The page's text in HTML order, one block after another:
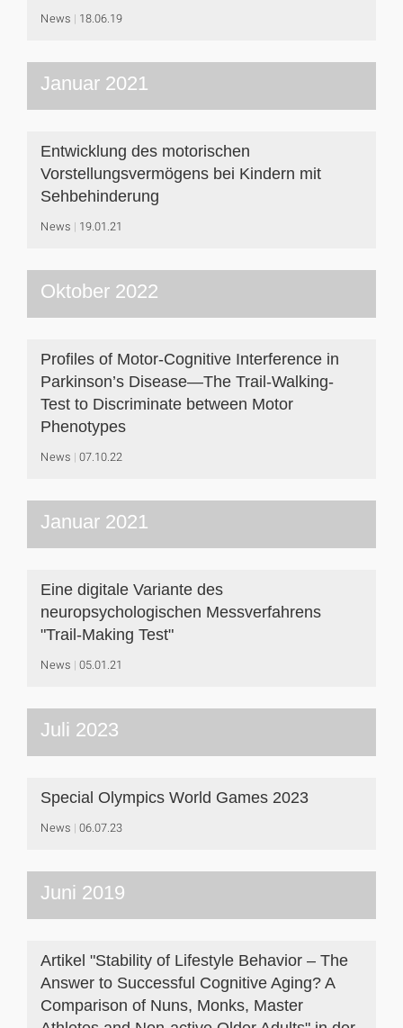
News 18.06.19
Januar 2021
Entwicklung des motorischen
Vorstellungsvermögens bei Kindern mit
Sehbehinderung
News 19.01.21
Oktober 2022
Profiles of Motor-Cognitive Interference in
Parkinson’s Disease—The Trail-Walking-
Test to Discriminate between Motor
Phenotypes
News 07.10.22
Januar 2021
Eine digitale Variante des
neuropsychologischen Messverfahrens
"Trail-Making Test"
News 05.01.21
Juli 2023
Special Olympics World Games 2023
News 06.07.23
Juni 2019
Artikel "Stability of Lifestyle Behavior – The
Answer to Successful Cognitive Aging? A
Comparison of Nuns, Monks, Master